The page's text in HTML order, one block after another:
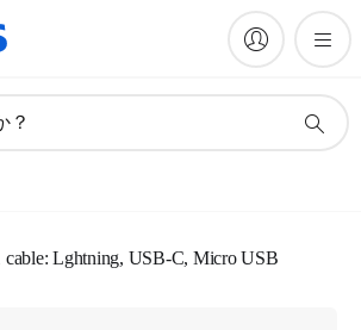
？
Lghtning, USB-C, Micro USB